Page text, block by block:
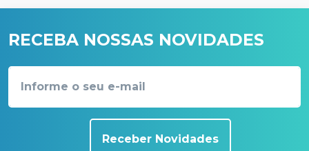
RECEBA NOSSAS NOVIDADES
Receber Novidades